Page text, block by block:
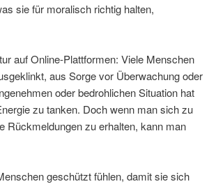
sie für moralisch richtig halten,
auf Online-Plattformen: Viele Menschen
aus Sorge vor Überwachung oder
oder bedrohlichen Situation hat
zu tanken. Doch wenn man sich zu
Rückmeldungen zu erhalten, kann man
geschützt fühlen, damit sie sich